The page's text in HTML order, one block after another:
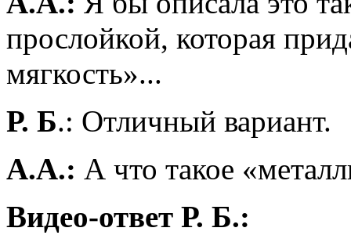
прослойкой, которая
мягкость»...
Р. Б.: Отличный вариант.
А.А.: А что такое
Видео-ответ Р. Б.: